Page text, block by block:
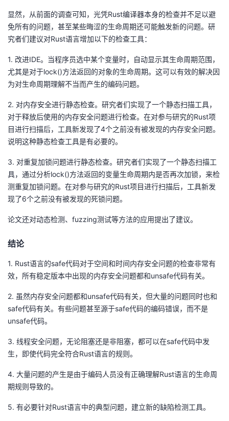
显然，从前面的调查可知，光凭Rust编译器本身的检查并不足以避
免所有的问题，甚至某些晦涩的生命周期还可能触发新的问题。研
究者们建议对Rust语言增加以下的检查工具：
1. 改进IDE。当程序员选中某个变量时，自动显示其生命周期范围，
尤其是对于lock()方法返回的对象的生命周期。这可以有效的解决因
为对生命周期理解不当而产生的编码问题。
2. 对内存安全进行静态检查。研究者们实现了一个静态扫描工具，
对于释放后使用的内存安全问题进行检查。在对参与研究的Rust项
目进行扫描后，工具新发现了4个之前没有被发现的内存安全问题。
说明这种静态检查工具是有必要的。
3. 对重复加锁问题进行静态检查。研究者们实现了一个静态扫描工
具，通过分析lock()方法返回的变量生命周期内是否再次加锁，来检
测重复加锁问题。在对参与研究的Rust项目进行扫描后，工具新发
现了6个之前没有被发现的死锁问题。
论文还对动态检测、fuzzing测试等方法的应用提出了建议。
结论
1. Rust语言的safe代码对于空间和时间内存安全问题的检查非常有
效，所有稳定版本中出现的内存安全问题都和unsafe代码有关。
2. 虽然内存安全问题都和unsafe代码有关，但大量的问题同时也和
safe代码有关。有些问题甚至源于safe代码的编码错误，而不是
unsafe代码。
3. 线程安全问题，无论阻塞还是非阻塞，都可以在safe代码中发
生，即使代码完全符合Rust语言的规则。
4. 大量问题的产生是由于编码人员没有正确理解Rust语言的生命周
期规则导致的。
5. 有必要针对Rust语言中的典型问题，建立新的缺陷检测工具。